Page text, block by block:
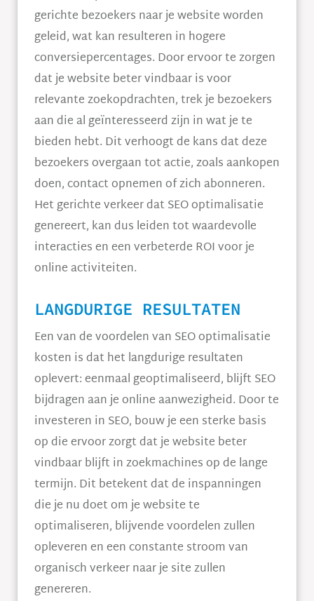
gerichte bezoekers naar je website worden
geleid, wat kan resulteren in hogere
conversiepercentages. Door ervoor te zorgen
dat je website beter vindbaar is voor
relevante zoekopdrachten, trek je bezoekers
aan die al geïnteresseerd zijn in wat je te
bieden hebt. Dit verhoogt de kans dat deze
bezoekers overgaan tot actie, zoals aankopen
doen, contact opnemen of zich abonneren.
Het gerichte verkeer dat SEO optimalisatie
genereert, kan dus leiden tot waardevolle
interacties en een verbeterde ROI voor je
online activiteiten.
LANGDURIGE RESULTATEN
Een van de voordelen van SEO optimalisatie
kosten is dat het langdurige resultaten
oplevert: eenmaal geoptimaliseerd, blijft SEO
bijdragen aan je online aanwezigheid. Door te
investeren in SEO, bouw je een sterke basis
op die ervoor zorgt dat je website beter
vindbaar blijft in zoekmachines op de lange
termijn. Dit betekent dat de inspanningen
die je nu doet om je website te
optimaliseren, blijvende voordelen zullen
opleveren en een constante stroom van
organisch verkeer naar je site zullen
genereren.